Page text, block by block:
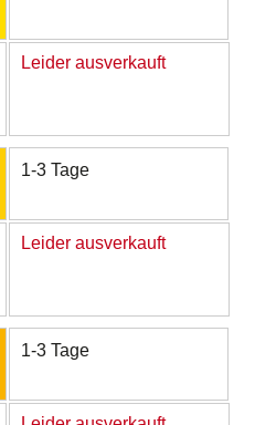
Leider ausverkauft
1-3 Tage
Leider ausverkauft
1-3 Tage